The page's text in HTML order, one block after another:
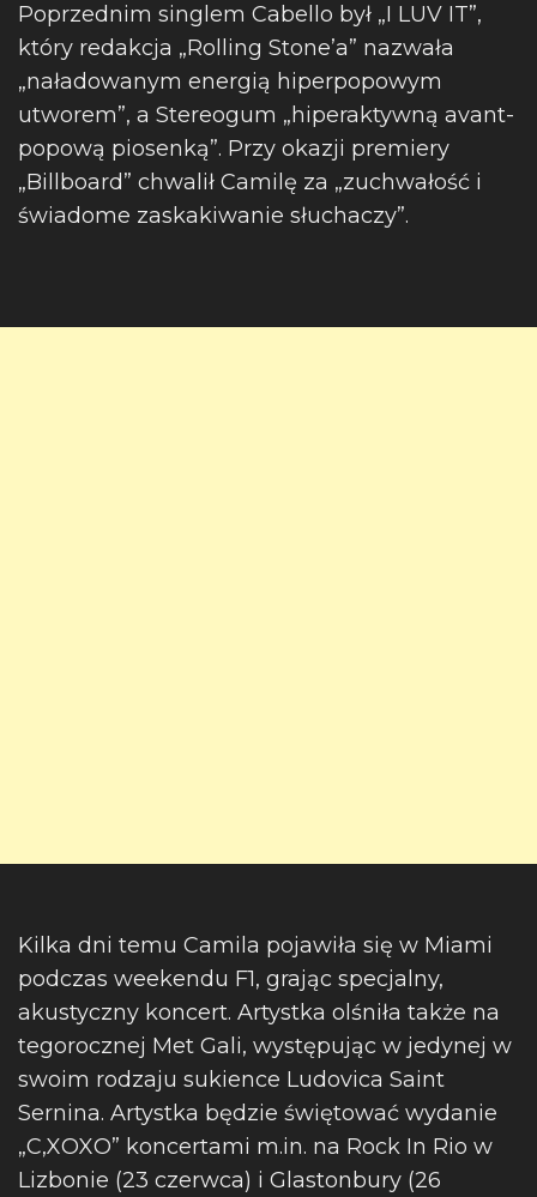
Poprzednim singlem Cabello był „I LUV IT”,
który redakcja „Rolling Stone’a” nazwała
„naładowanym energią hiperpopowym
utworem”, a Stereogum „hiperaktywną avant-
popową piosenką”. Przy okazji premiery
„Billboard” chwalił Camilę za „zuchwałość i
świadome zaskakiwanie słuchaczy”.
Kilka dni temu Camila pojawiła się w Miami
podczas weekendu F1, grając specjalny,
akustyczny koncert. Artystka olśniła także na
tegorocznej Met Gali, występując w jedynej w
swoim rodzaju sukience Ludovica Saint
Sernina. Artystka będzie świętować wydanie
„C,XOXO” koncertami m.in. na Rock In Rio w
Lizbonie (23 czerwca) i Glastonbury (26